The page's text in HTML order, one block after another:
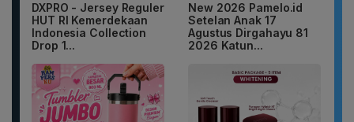
DXPRO - Jersey Reguler
HUT RI Kemerdekaan
Indonesia Collection
Drop 1...
New 2026 Pamelo.id
Setelan Anak 17
Agustus Dirgahayu 81
2026 Katun...